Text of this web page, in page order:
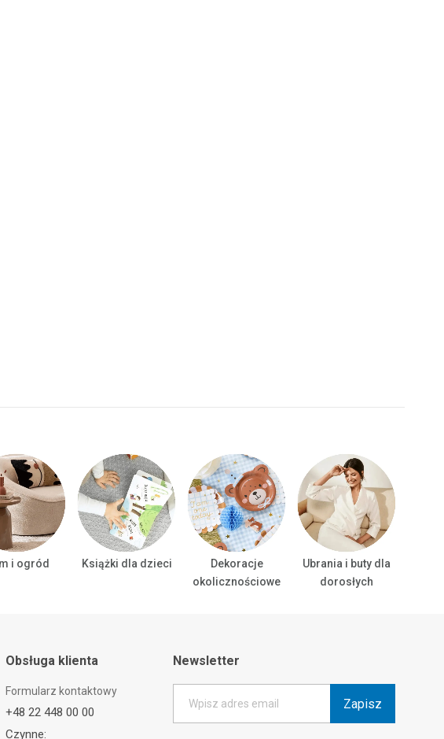
i ogród Książki dla dzieci
Dekoracje
okolicznościowe
Ubrania i buty dla
dorosłych
Obsługa klienta
Formularz kontaktowy
+48 22 448 00 00
Czynne:
Newsletter
Wpisz adres email Zapisz